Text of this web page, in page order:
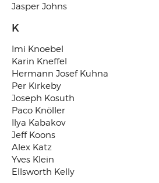
Jasper Johns
K
Imi Knoebel
Karin Kneffel
Hermann Josef Kuhna
Per Kirkeby
Joseph Kosuth
Paco Knöller
Ilya Kabakov
Jeff Koons
Alex Katz
Yves Klein
Ellsworth Kelly